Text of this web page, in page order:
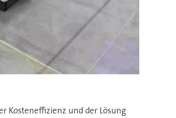
Kosteneffizienz und der Lösung